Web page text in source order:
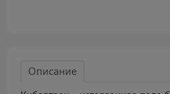
Описание